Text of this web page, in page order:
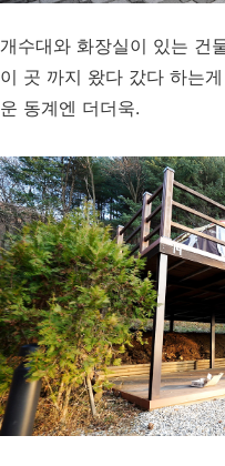
개수대와 화장실이 있는 건
이 곳 까지 왔다 갔다 하는
운 동계엔 더더욱.